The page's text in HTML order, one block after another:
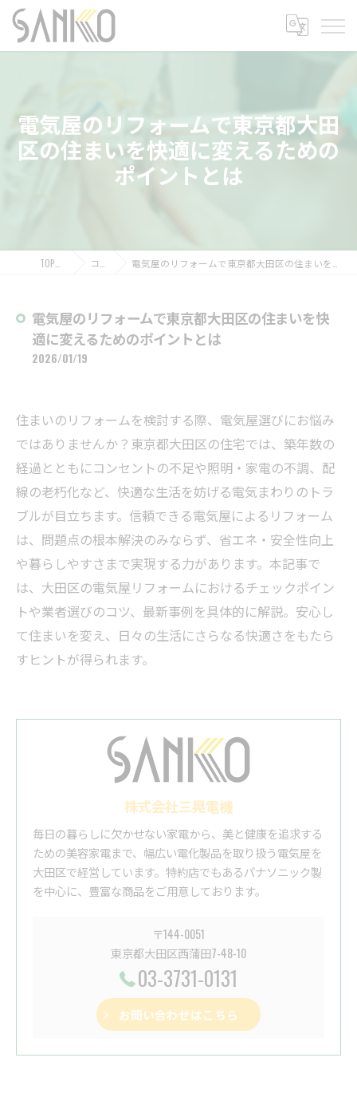
電気屋のリフォームで東京都大田
区の住まいを快適に変えるための
ポイントとは
コラム 電気屋のリフォームで東京都大田区の住まいを快適に変えるためのポイントとは
電気屋のリフォームで東京都大田区の住まいを快
適に変えるためのポイントとは
2026/01/19
住まいのリフォームを検討する際、電気屋選びにお悩み
ではありませんか？東京都大田区の住宅では、築年数の
経過とともにコンセントの不足や照明・家電の不調、配
線の老朽化など、快適な生活を妨げる電気まわりのトラ
ブルが目立ちます。信頼できる電気屋によるリフォーム
は、問題点の根本解決のみならず、省エネ・安全性向上
や暮らしやすさまで実現する力があります。本記事で
は、大田区の電気屋リフォームにおけるチェックポイン
トや業者選びのコツ、最新事例を具体的に解説。安心し
て住まいを変え、日々の生活にさらなる快適さをもたら
すヒントが得られます。
株式会社三晃電機
毎日の暮らしに欠かせない家電から、美と健康を追求する
ための美容家電まで、幅広い電化製品を取り扱う電気屋を
大田区で経営しています。特約店でもあるパナソニック製
を中心に、豊富な商品をご用意しております。
〒144-0051
東京都大田区西蒲田7-48-10
03-3731-0131
お問い合わせはこちら